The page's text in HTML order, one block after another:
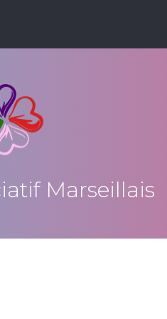
Marseillais